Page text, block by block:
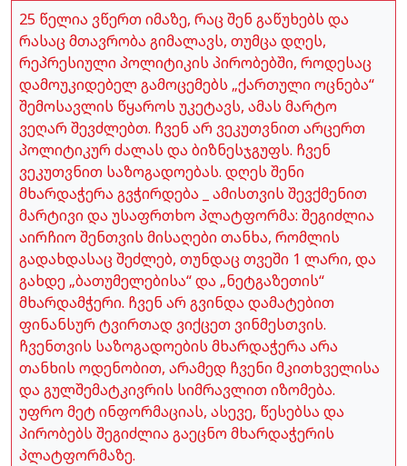
25 წელია ვწერთ იმაზე, რაც შენ გაწუხებს და
რასაც მთავრობა გიმალავს, თუმცა დღეს,
რეპრესიული პოლიტიკის პირობებში, როდესაც
დამოუკიდებელ გამოცემებს „ქართული ოცნება“
შემოსავლის წყაროს უკეტავს, ამას მარტო
ვეღარ შევძლებთ. ჩვენ არ ვეკუთვნით არცერთ
პოლიტიკურ ძალას და ბიზნესჯგუფს. ჩვენ
ვეკუთვნით საზოგადოებას. დღეს შენი
მხარდაჭერა გვჭირდება _ ამისთვის შევქმენით
მარტივი და უსაფრთხო პლატფორმა: შეგიძლია
აირჩიო შენთვის მისაღები თანხა, რომლის
გადახდასაც შეძლებ, თუნდაც თვეში 1 ლარი, და
გახდე „ბათუმელებისა“ და „ნეტგაზეთის“
მხარდამჭერი. ჩვენ არ გვინდა დამატებით
ფინანსურ ტვირთად ვიქცეთ ვინმესთვის.
ჩვენთვის საზოგადოების მხარდაჭერა არა
თანხის ოდენობით, არამედ ჩვენი მკითხველისა
და გულშემატკივრის სიმრავლით იზომება.
უფრო მეტ ინფორმაციას, ასევე, წესებსა და
პირობებს შეგიძლია გაეცნო მხარდაჭერის
პლატფორმაზე.